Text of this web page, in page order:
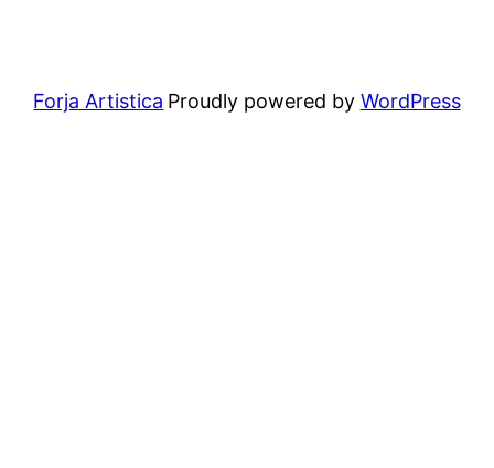
Forja Artistica Proudly powered by WordPress